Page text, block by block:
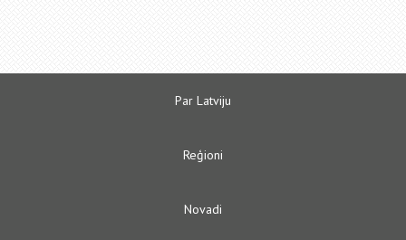
Par Latviju
Reģioni
Novadi